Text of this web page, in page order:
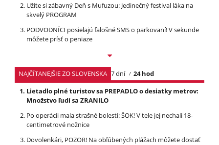
Užite si zábavný Deň s Mufuzou: Jedinečný festival láka na
skvelý PROGRAM
PODVODNÍCI posielajú falošné SMS o parkovaní! V sekunde
môžete prísť o peniaze
NAJČÍTANEJŠIE ZO SLOVENSKA 7 dní
24 hod
Lietadlo plné turistov sa PREPADLO o desiatky metrov:
Množstvo ľudí sa ZRANILO
Po operácii mala strašné bolesti: ŠOK! V tele jej nechali 18-
centimetrové nožnice
Dovolenkári, POZOR! Na obľúbených plážach môžete dostať